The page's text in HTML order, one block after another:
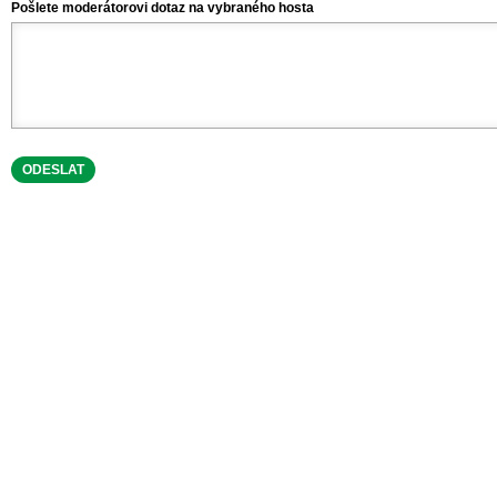
Přejít k hlavnímu obsahu
Pošlete moderátorovi dotaz na vybraného hosta